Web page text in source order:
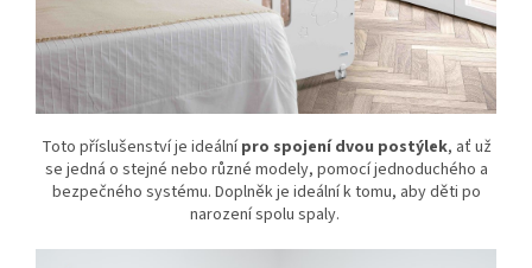
Toto příslušenství je ideálnípro spojení dvou postýlek, ať už
se jedná o stejné nebo různé modely, pomocí jednoduchého a
bezpečného systému. Doplněk je ideální k tomu, aby děti po
narození spolu spaly.